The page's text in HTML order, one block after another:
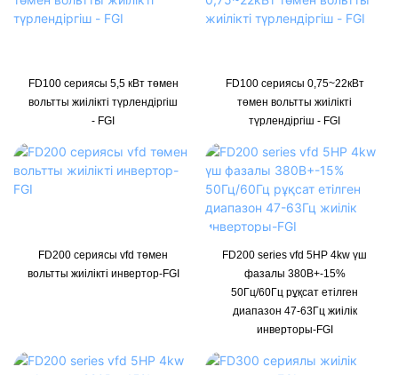
FD100 сериясы 5,5 кВт төмен
вольтты жиілікті түрлендіргіш
- FGI
FD100 сериясы 0,75~22кВт
төмен вольтты жиілікті
түрлендіргіш - FGI
FD200 сериясы vfd төмен
вольтты жиілікті инвертор-FGI
FD200 series vfd 5HP 4kw үш
фазалы 380В+-15%
50Гц/60Гц рұқсат етілген
диапазон 47-63Гц жиілік
инверторы-FGI